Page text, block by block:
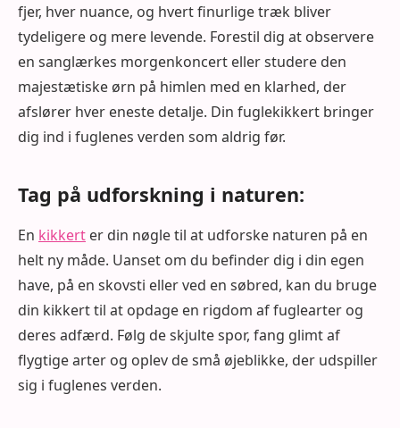
fjer, hver nuance, og hvert finurlige træk bliver
tydeligere og mere levende. Forestil dig at observere
en sanglærkes morgenkoncert eller studere den
majestætiske ørn på himlen med en klarhed, der
afslører hver eneste detalje. Din fuglekikkert bringer
dig ind i fuglenes verden som aldrig før.
Tag på udforskning i naturen:
En kikkert er din nøgle til at udforske naturen på en
helt ny måde. Uanset om du befinder dig i din egen
have, på en skovsti eller ved en søbred, kan du bruge
din kikkert til at opdage en rigdom af fuglearter og
deres adfærd. Følg de skjulte spor, fang glimt af
flygtige arter og oplev de små øjeblikke, der udspiller
sig i fuglenes verden.